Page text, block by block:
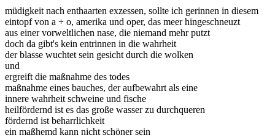
müdigkeit nach enthaarten exzessen, sollte ich gerinnen in diesem
eintopf von a + o, amerika und oper, das meer hingeschneuzt
aus einer vorweltlichen nase, die niemand mehr putzt
doch da gibt's kein entrinnen in die wahrheit
der blasse wuchtet sein gesicht durch die wolken
und
ergreift die maßnahme des todes
maßnahme eines bauches, der aufbewahrt als eine
innere wahrheit schweine und fische
heilfördernd ist es das große wasser zu durchqueren
fördernd ist beharrlichkeit
ein maßhemd kann nicht schöner sein